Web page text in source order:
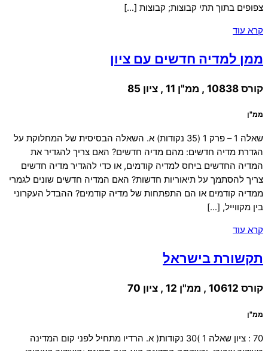
צפופים בתוך תתי קבוצות; קבוצות […]
קרא עוד
ממן למדיה חדשים עם ציון
קורס 10838 , ממ"ן 11 , ציון 85
ממ"ן
שאלה 1 – פרק 1 (35 נקודות) א. השאלה הבסיסית של המחלוקת על
הגדרת מדיה חדשים: מהם מדיה חדשים? האם צריך להגדיר את
המדיה החדשים ביחס למדיה קודמים, או כדי להגדיר מדיה חדשים
צריך להסתמך על תיאוריות חדשות? האם המדיה חדשים שונים לגמרי
ממדיה קודמים או הם התפתחות של מדיה קודמים? ההבדל העקרוני
בין מקווייל, […]
קרא עוד
תקשורת בישראל
קורס 10612 , ממ"ן 12 , ציון 70
ממ"ן
70 : ציון שאלה 1 )30 נקודות( א. הרדיו מתחיל לפני קום המדינה